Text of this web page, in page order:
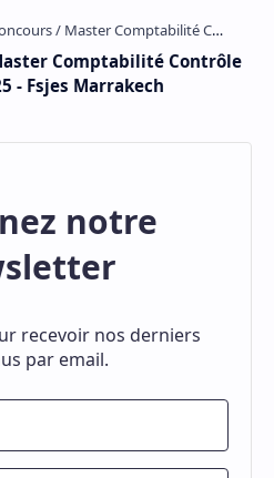
Comptabilité Contrôle
- Fsjes Marrakech
notre
recevoir nos derniers
par email.